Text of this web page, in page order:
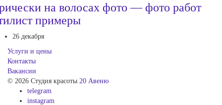
на волосах фото — фото работ
примеры
26 декабря
Услуги и цены
Контакты
Вакансии
© 2026 Студия красоты 20 Авеню
telegram
instagram